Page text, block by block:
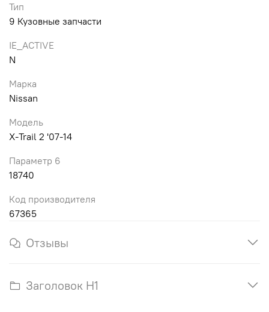
Тип
9 Кузовные запчасти
IE_ACTIVE
N
Марка
Nissan
Модель
X-Trail 2 '07-14
Параметр 6
18740
Код производителя
67365
Отзывы
Заголовок H1